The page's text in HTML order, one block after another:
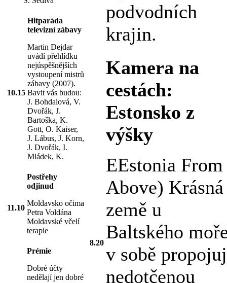
10.15
Hitparáda
televizní zábavy
Martin Dejdar
uvádí přehlídku
nejúspěšnějších
vystoupení mistrů
zábavy (2007).
Bavit vás budou:
J. Bohdalová, V.
Dvořák, J.
Bartoška, K.
Gott, O. Kaiser,
J. Lábus, J. Korn,
J. Dvořák, I.
Mládek, K.
11.10
Postřehy
odjinud
Moldavsko očima
Petra Voldána
Moldavské včelí
terapie
Prémie
Dobré účty
nedělají jen dobré
podvodních
krajin.
8.20
Kamera na
cestách:
Estonsko z
výšky
EEstonia From
Above) Krásná
země u
Baltského
v sobě
nedotčenou